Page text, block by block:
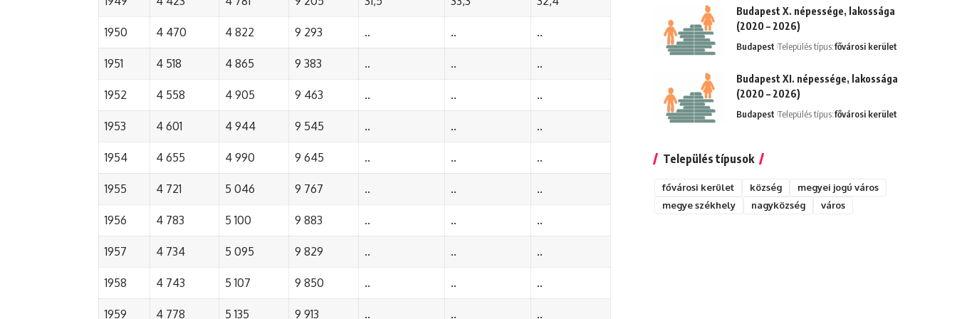
1950 4 470 4 822 9 293 .. .. ..
1951 4 518 4 865 9 383 .. .. ..
1952 4 558 4 905 9 463 .. .. ..
1953 4 601 4 944 9 545 .. .. ..
1954 4 655 4 990 9 645 .. .. ..
1955 4 721 5 046 9 767 .. .. ..
1956 4 783 5 100 9 883 .. .. ..
1957 4 734 5 095 9 829 .. .. ..
1958 4 743 5 107 9 850 .. .. ..
1959 4 778 5 135 9 913 .. .. ..
Budapest X. népessége, lakossága
(2020 – 2026)
Budapest Település típus:fővárosi kerület
Budapest XI. népessége, lakossága
(2020 – 2026)
Budapest Település típus:fővárosi kerület
Település típusok
fővárosi kerület község
megyei jogú város
megye székhely
nagyközség város